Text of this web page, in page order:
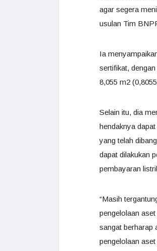
agar segera
usulan Tim
Ia
sertifikat,
8,055 m2
Selain itu, dia
hendaknya
yang telah
dapat dilakukan
pembayaran
“Masih
pengelolaan
sangat berharap
pengelolaan